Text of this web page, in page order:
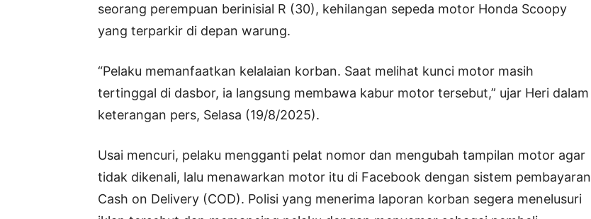
seorang perempuan berinisial R (30), kehilangan sepeda motor Honda Scoopy
yang terparkir di depan warung.
“Pelaku memanfaatkan kelalaian korban. Saat melihat kunci motor masih
tertinggal di dasbor, ia langsung membawa kabur motor tersebut,” ujar Heri dalam
keterangan pers, Selasa (19/8/2025).
Usai mencuri, pelaku mengganti pelat nomor dan mengubah tampilan motor agar
tidak dikenali, lalu menawarkan motor itu di Facebook dengan sistem pembayaran
Cash on Delivery (COD). Polisi yang menerima laporan korban segera menelusuri